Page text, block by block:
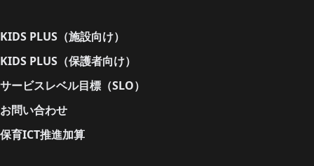
KIDS PLUS（施設向け）
KIDS PLUS（保護者向け）
サービスレベル目標（SLO）
お問い合わせ
保育ICT推進加算